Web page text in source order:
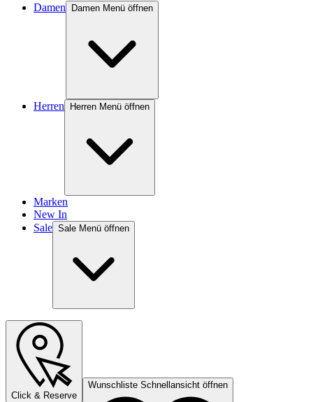
Damen Damen Menü öffnen
Herren Herren Menü öffnen
Marken
New In
Sale Sale Menü öffnen
Click & Reserve
Wunschliste Schnellansicht öffnen